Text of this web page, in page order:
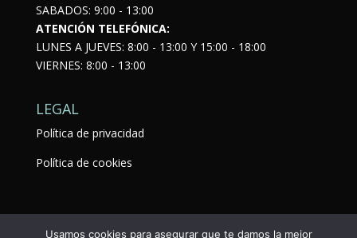
SABADOS: 9:00 - 13:00
ATENCIÓN TELEFÓNICA:
LUNES A JUEVES: 8:00 - 13:00 Y 15:00 - 18:00
VIERNES: 8:00 - 13:00
LEGAL
Política de privacidad
Política de cookies
Usamos cookies para asegurar que te damos la mejor